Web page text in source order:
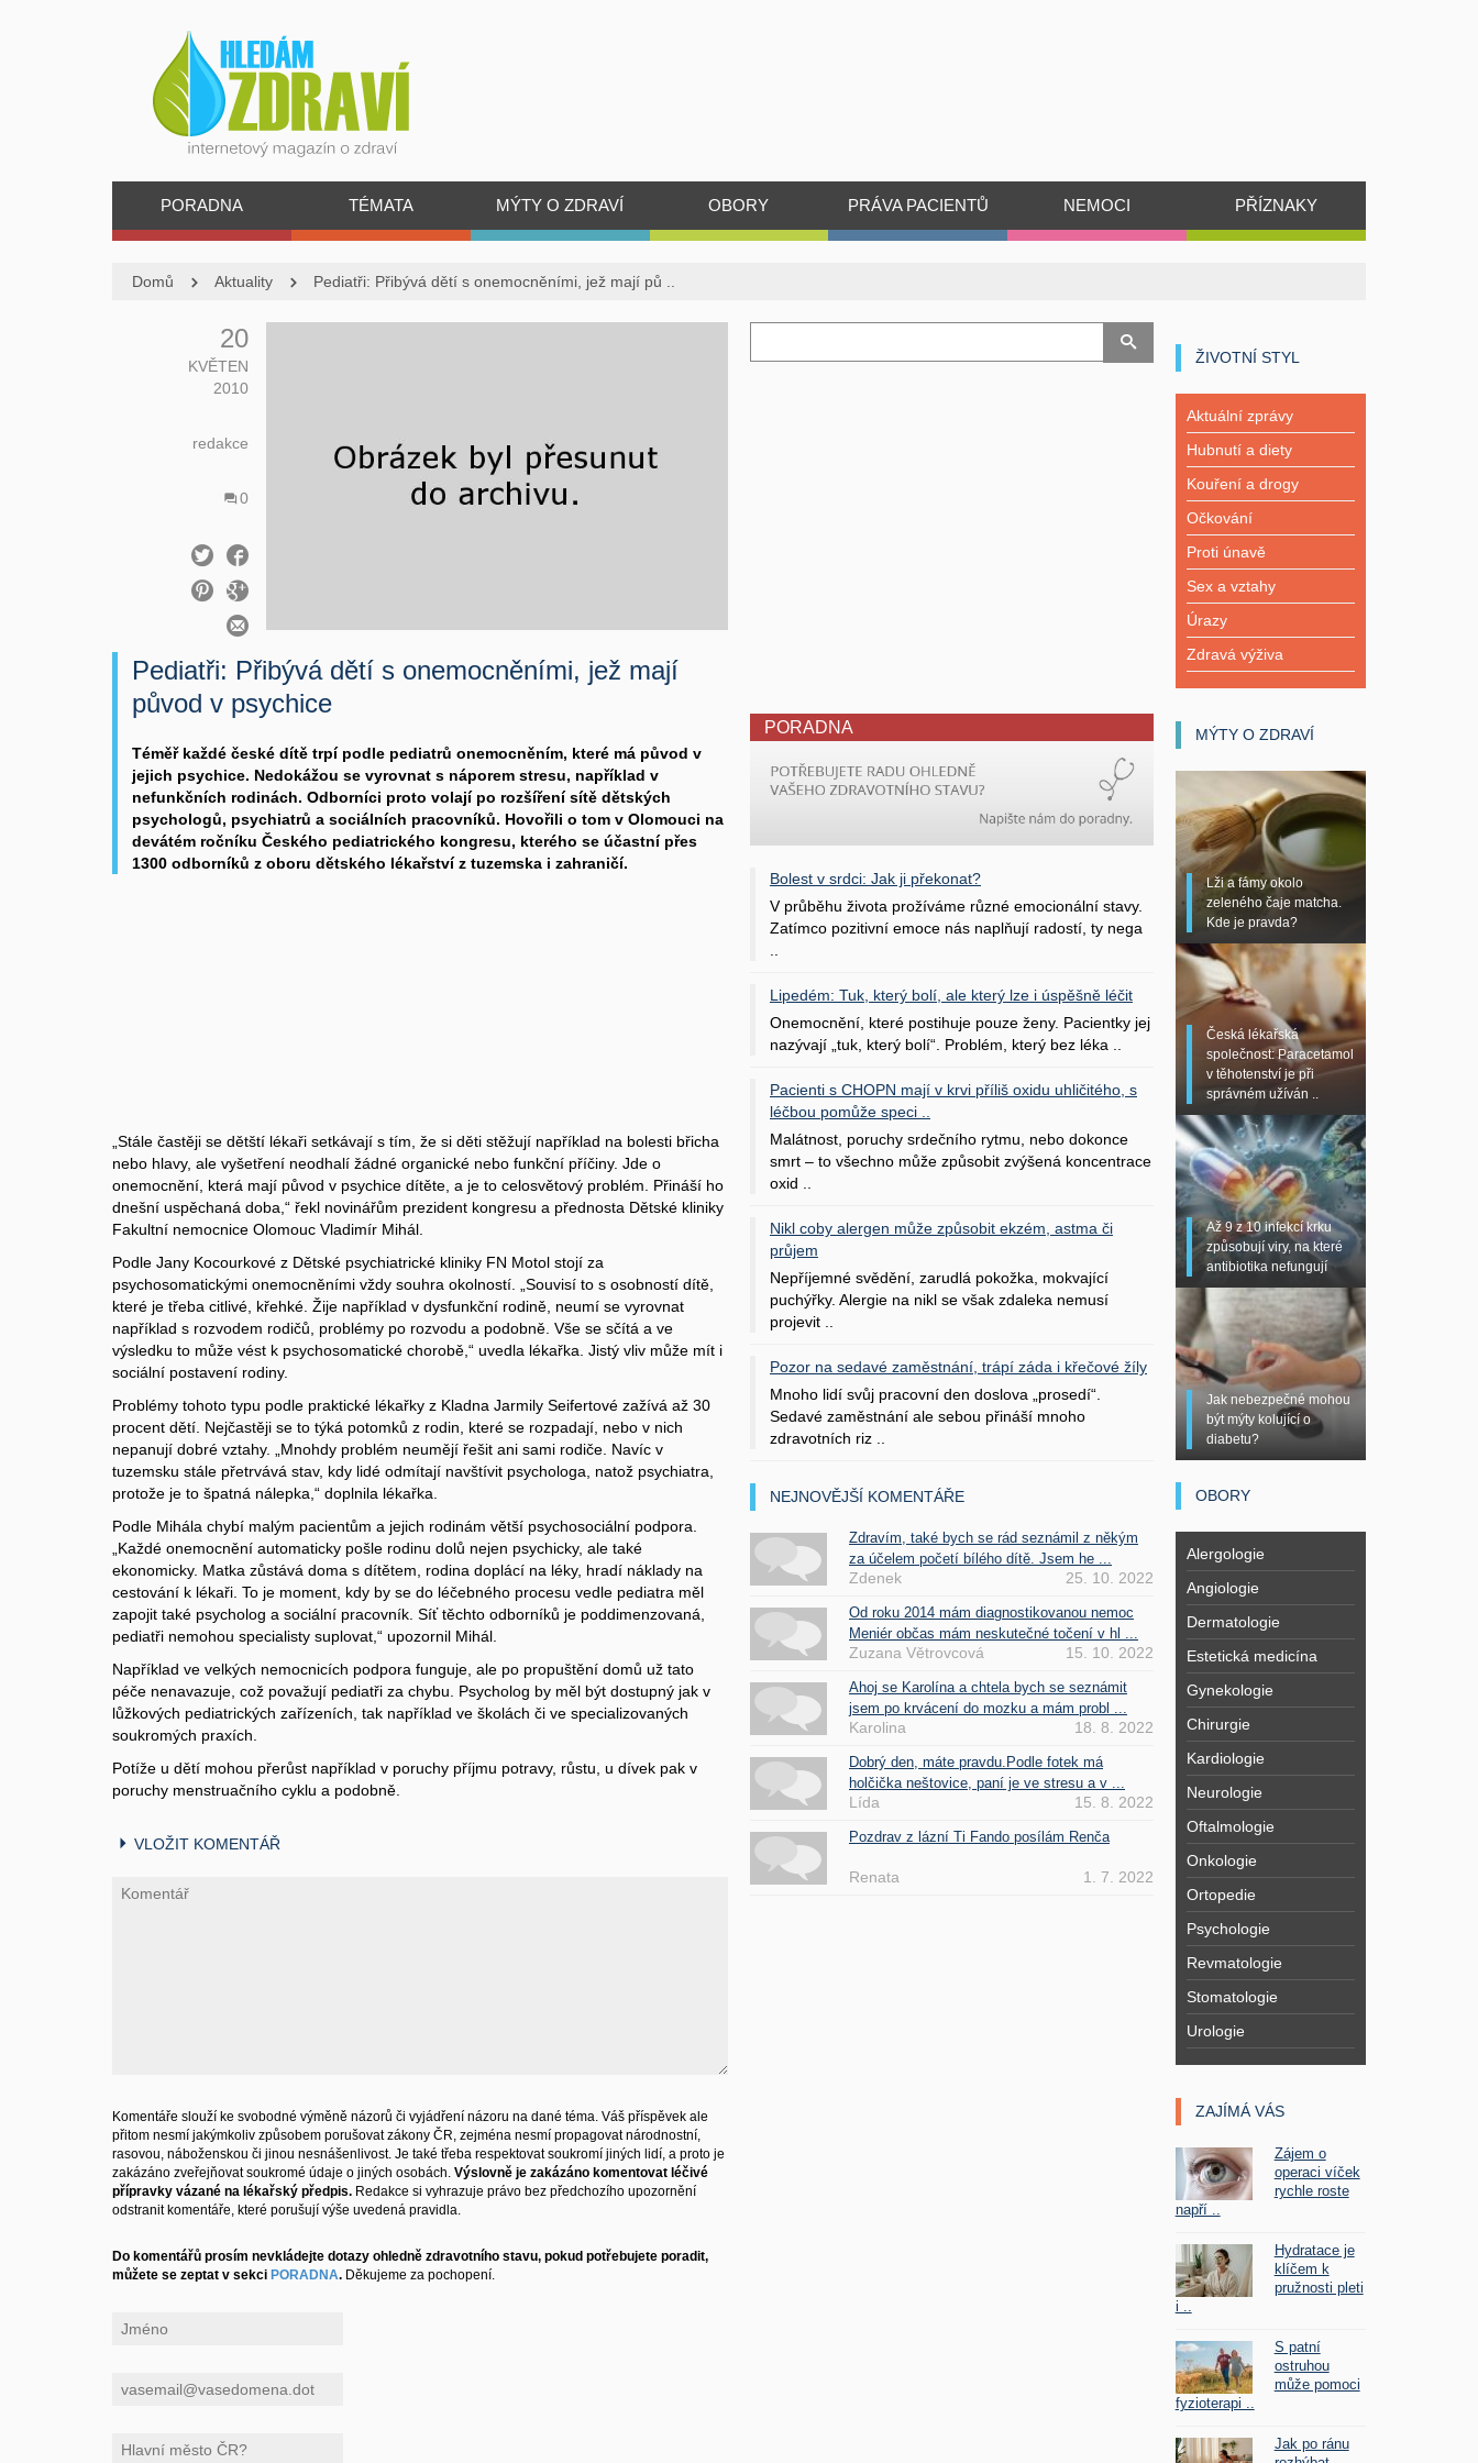
PORADNA TÉMATA MÝTY O ZDRAVÍ OBORY PRÁVA PACIENTŮ NEMOCI PŘÍZNAKY
Domů Aktuality Pediatři: Přibývá dětí s onemocněními, jež mají pů ..
20
KVĚTEN
2010
redakce
0
Pediatři: Přibývá dětí s onemocněními, jež mají
původ v psychice
Téměř každé české dítě trpí podle pediatrů onemocněním, které má původ v
jejich psychice. Nedokážou se vyrovnat s náporem stresu, například v
nefunkčních rodinách. Odborníci proto volají po rozšíření sítě dětských
psychologů, psychiatrů a sociálních pracovníků. Hovořili o tom v Olomouci na
devátém ročníku Českého pediatrického kongresu, kterého se účastní přes
1300 odborníků z oboru dětského lékařství z tuzemska i zahraničí.
„Stále častěji se dětští lékaři setkávají s tím, že si děti stěžují například na bolesti břicha
nebo hlavy, ale vyšetření neodhalí žádné organické nebo funkční příčiny. Jde o
onemocnění, která mají původ v psychice dítěte, a je to celosvětový problém. Přináší ho
dnešní uspěchaná doba,“ řekl novinářům prezident kongresu a přednosta Dětské kliniky
Fakultní nemocnice Olomouc Vladimír Mihál.
Podle Jany Kocourkové z Dětské psychiatrické kliniky FN Motol stojí za
psychosomatickými onemocněními vždy souhra okolností. „Souvisí to s osobností dítě,
které je třeba citlivé, křehké. Žije například v dysfunkční rodině, neumí se vyrovnat
například s rozvodem rodičů, problémy po rozvodu a podobně. Vše se sčítá a ve
výsledku to může vést k psychosomatické chorobě,“ uvedla lékařka. Jistý vliv může mít i
sociální postavení rodiny.
Problémy tohoto typu podle praktické lékařky z Kladna Jarmily Seifertové zažívá až 30
procent dětí. Nejčastěji se to týká potomků z rodin, které se rozpadají, nebo v nich
nepanují dobré vztahy. „Mnohdy problém neumějí řešit ani sami rodiče. Navíc v
tuzemsku stále přetrvává stav, kdy lidé odmítají navštívit psychologa, natož psychiatra,
protože je to špatná nálepka,“ doplnila lékařka.
Podle Mihála chybí malým pacientům a jejich rodinám větší psychosociální podpora.
„Každé onemocnění automaticky pošle rodinu dolů nejen psychicky, ale také
ekonomicky. Matka zůstává doma s dítětem, rodina doplácí na léky, hradí náklady na
cestování k lékaři. To je moment, kdy by se do léčebného procesu vedle pediatra měl
zapojit také psycholog a sociální pracovník. Síť těchto odborníků je poddimenzovaná,
pediatři nemohou specialisty suplovat,“ upozornil Mihál.
Například ve velkých nemocnicích podpora funguje, ale po propuštění domů už tato
péče nenavazuje, což považují pediatři za chybu. Psycholog by měl být dostupný jak v
lůžkových pediatrických zařízeních, tak například ve školách či ve specializovaných
soukromých praxích.
Potíže u dětí mohou přerůst například v poruchy příjmu potravy, růstu, u dívek pak v
poruchy menstruačního cyklu a podobně.
VLOŽIT KOMENTÁŘ
Komentáře slouží ke svobodné výměně názorů či vyjádření názoru na dané téma. Váš příspěvek ale
přitom nesmí jakýmkoliv způsobem porušovat zákony ČR, zejména nesmí propagovat národnostní,
rasovou, náboženskou či jinou nesnášenlivost. Je také třeba respektovat soukromí jiných lidí, a proto je
zakázáno zveřejňovat soukromé údaje o jiných osobách. Výslovně je zakázáno komentovat léčivé
přípravky vázané na lékařský předpis. Redakce si vyhrazuje právo bez předchozího upozornění
odstranit komentáře, které porušují výše uvedená pravidla.
Do komentářů prosím nevkládejte dotazy ohledně zdravotního stavu, pokud potřebujete poradit,
můžete se zeptat v sekci PORADNA. Děkujeme za pochopení.
PORADNA
Bolest v srdci: Jak ji překonat?
V průběhu života prožíváme různé emocionální stavy.
Zatímco pozitivní emoce nás naplňují radostí, ty nega
Lipedém: Tuk, který bolí, ale který lze i úspěšně léčit
Onemocnění, které postihuje pouze ženy. Pacientky jej
nazývají „tuk, který bolí“. Problém, který bez léka ..
Pacienti s CHOPN mají v krvi příliš oxidu uhličitého, s
léčbou pomůže speci ..
Malátnost, poruchy srdečního rytmu, nebo dokonce
smrt – to všechno může způsobit zvýšená koncentrace
oxid ..
Nikl coby alergen může způsobit ekzém, astma či
průjem
Nepříjemné svědění, zarudlá pokožka, mokvající
puchýřky. Alergie na nikl se však zdaleka nemusí
projevit ..
Pozor na sedavé zaměstnání, trápí záda i křečové žíly
Mnoho lidí svůj pracovní den doslova „prosedí“.
Sedavé zaměstnání ale sebou přináší mnoho
zdravotních riz ..
NEJNOVĚJŠÍ KOMENTÁŘE
Zdravím, také bych se rád seznámil z někým
za účelem početí bílého dítě. Jsem he ...
Zdenek 25. 10. 2022
Od roku 2014 mám diagnostikovanou nemoc
Meniér občas mám neskutečné točení v hl ...
Zuzana Větrovcová 15. 10. 2022
Ahoj se Karolína a chtela bych se seznámit
jsem po krvácení do mozku a mám probl ...
Karolina 18. 8. 2022
Dobrý den, máte pravdu.Podle fotek má
holčička neštovice, paní je ve stresu a v ...
Lída 15. 8. 2022
Pozdrav z lázní Ti Fando posílám Renča
Renata 1. 7. 2022
ŽIVOTNÍ STYL
Aktuální zprávy
Hubnutí a diety
Kouření a drogy
Očkování
Proti únavě
Sex a vztahy
Úrazy
Zdravá výživa
MÝTY O ZDRAVÍ
Lži a fámy okolo
zeleného čaje matcha.
Kde je pravda?
Česká lékařská
společnost: Paracetamol
v těhotenství je při
správném užíván ..
Až 9 z 10 infekcí krku
způsobují viry, na které
antibiotika nefungují
Jak nebezpečné mohou
být mýty kolující o
diabetu?
OBORY
Alergologie
Angiologie
Dermatologie
Estetická medicína
Gynekologie
Chirurgie
Kardiologie
Neurologie
Oftalmologie
Onkologie
Ortopedie
Psychologie
Revmatologie
Stomatologie
Urologie
ZAJÍMÁ VÁS
Zájem o
operaci víček
rychle roste
napří ..
Hydratace je
klíčem k
pružnosti pleti
i ..
S patní
ostruhou
může pomoci
fyzioterapi ..
Jak po ránu